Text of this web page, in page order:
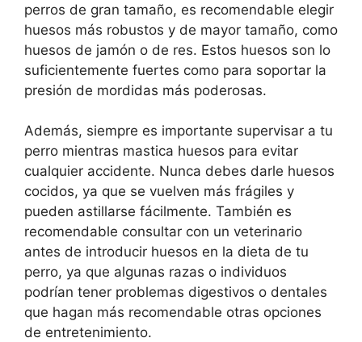
perros de gran tamaño, es recomendable elegir
huesos más robustos y de mayor tamaño, como
huesos de jamón o de res. Estos huesos son lo
suficientemente fuertes como para soportar la
presión de mordidas más poderosas.
Además, siempre es importante supervisar a tu
perro mientras mastica huesos para evitar
cualquier accidente. Nunca debes darle huesos
cocidos, ya que se vuelven más frágiles y
pueden astillarse fácilmente. También es
recomendable consultar con un veterinario
antes de introducir huesos en la dieta de tu
perro, ya que algunas razas o individuos
podrían tener problemas digestivos o dentales
que hagan más recomendable otras opciones
de entretenimiento.